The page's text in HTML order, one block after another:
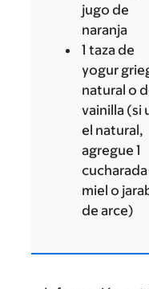
jugo de
naranja
1 taza de
yogur
natural o
vainilla (si
el natural,
agregue 1
miel o
de arce)